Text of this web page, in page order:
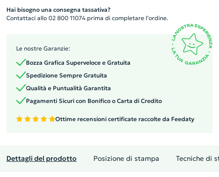
Hai bisogno una consegna tassativa?
Contattaci allo 02 800 11074 prima di completare l’ordine.
Le nostre Garanzie:
Bozza Grafica Superveloce e Gratuita
Spedizione Sempre Gratuita
Qualità e Puntualità Garantita
Pagamenti Sicuri con Bonifico o Carta di Credito
Ottime recensioni certificate raccolte da Feedaty
Dettagli del prodotto Posizione di stampa Tecniche di